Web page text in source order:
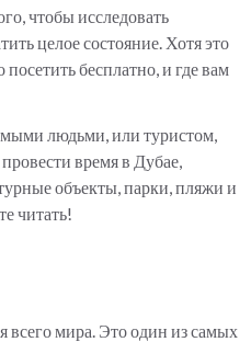
чтобы исследовать
целое состояние. Хотя это
бесплатно, и где вам
людьми, или туристом,
время в Дубае,
объекты, парки, пляжи и
читать!
всего мира. Это один из самых